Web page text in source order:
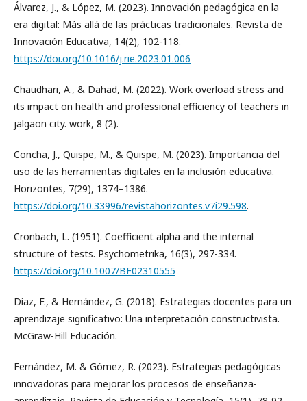
Álvarez, J., & López, M. (2023). Innovación pedagógica en la
era digital: Más allá de las prácticas tradicionales. Revista de
Innovación Educativa, 14(2), 102-118.
https://doi.org/10.1016/j.rie.2023.01.006
Chaudhari, A., & Dahad, M. (2022). Work overload stress and
its impact on health and professional efficiency of teachers in
jalgaon city. work, 8 (2).
Concha, J., Quispe, M., & Quispe, M. (2023). Importancia del
uso de las herramientas digitales en la inclusión educativa.
Horizontes, 7(29), 1374–1386.
https://doi.org/10.33996/revistahorizontes.v7i29.598.
Cronbach, L. (1951). Coefficient alpha and the internal
structure of tests. Psychometrika, 16(3), 297-334.
https://doi.org/10.1007/BF02310555
Díaz, F., & Hernández, G. (2018). Estrategias docentes para un
aprendizaje significativo: Una interpretación constructivista.
McGraw-Hill Educación.
Fernández, M. & Gómez, R. (2023). Estrategias pedagógicas
innovadoras para mejorar los procesos de enseñanza-